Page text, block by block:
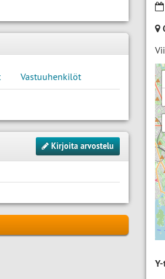
Vastuuhenkilöt
Kirjoita arvostelu